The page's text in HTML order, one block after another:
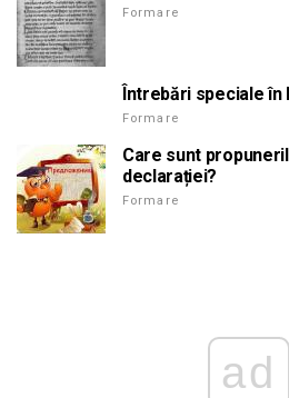
Formare
Întrebări speciale în
Formare
Care sunt
declarației?
Formare
ad